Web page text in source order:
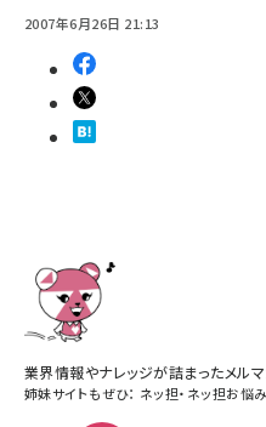
2007年6月26日 21:13
業界情報やナレッジが詰まったメルマ
姉妹サイトもぜひ： ネッ担・ ネッ担お悩